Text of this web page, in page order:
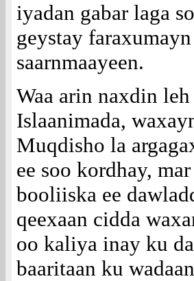
iyadan gabar laga
geystay
saarnmaayeen.
Waa arin naxdin
Islaanimada,
Muqdisho la
ee soo kordhay,
booliiska ee
qeexaan cidda
oo kaliya inay ku
baaritaan ku